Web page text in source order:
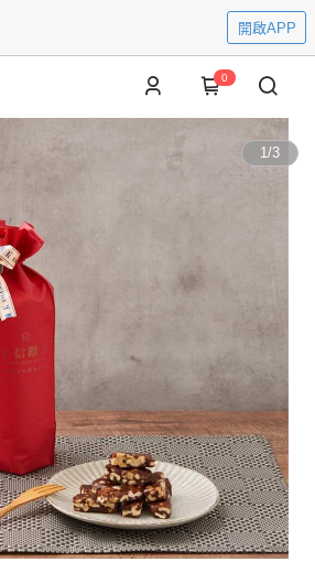
開啟APP
0
1/3